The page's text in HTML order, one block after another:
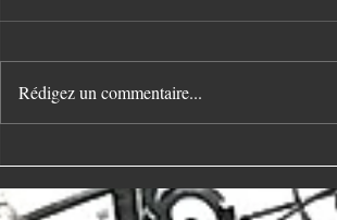
Rédigez un commentaire...